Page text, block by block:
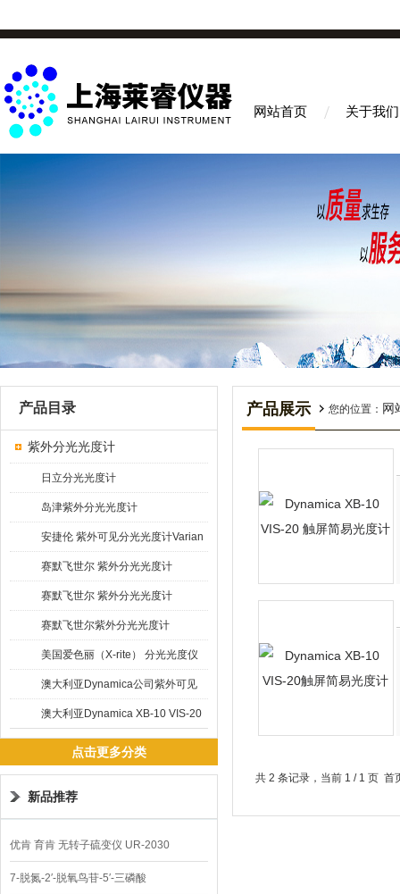
网站首页 关于我们
产品目录
紫外分光光度计
日立分光光度计
岛津紫外分光光度计
安捷伦 紫外可见分光光度计Varian
Cary 60
赛默飞世尔 紫外分光光度计
GENESYS 10S
赛默飞世尔 紫外分光光度计
Evolution 300
赛默飞世尔紫外分光光度计
Evolution 201 & 220
美国爱色丽（X-rite） 分光光度仪
测色仪 SP64
澳大利亚Dynamica公司紫外可见
分光光度计DB20R
澳大利亚Dynamica XB-10 VIS-20
触屏简易光度计
点击更多分类
新品推荐
优肯 育肯 无转子硫变仪 UR-2030
7-脱氮-2′-脱氧鸟苷-5′-三磷酸
产品展示 您的位置： 网
共 2 条记录，当前 1 / 1 页